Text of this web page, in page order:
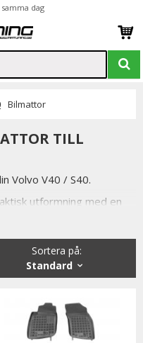
dag
Bilmattor
TILL
Volvo V40 / S40.
utformning med en
stannar kvar på
när man ska tvätta
utav luktfritt
då de
mycket god passform.
Sortera på:
Standard